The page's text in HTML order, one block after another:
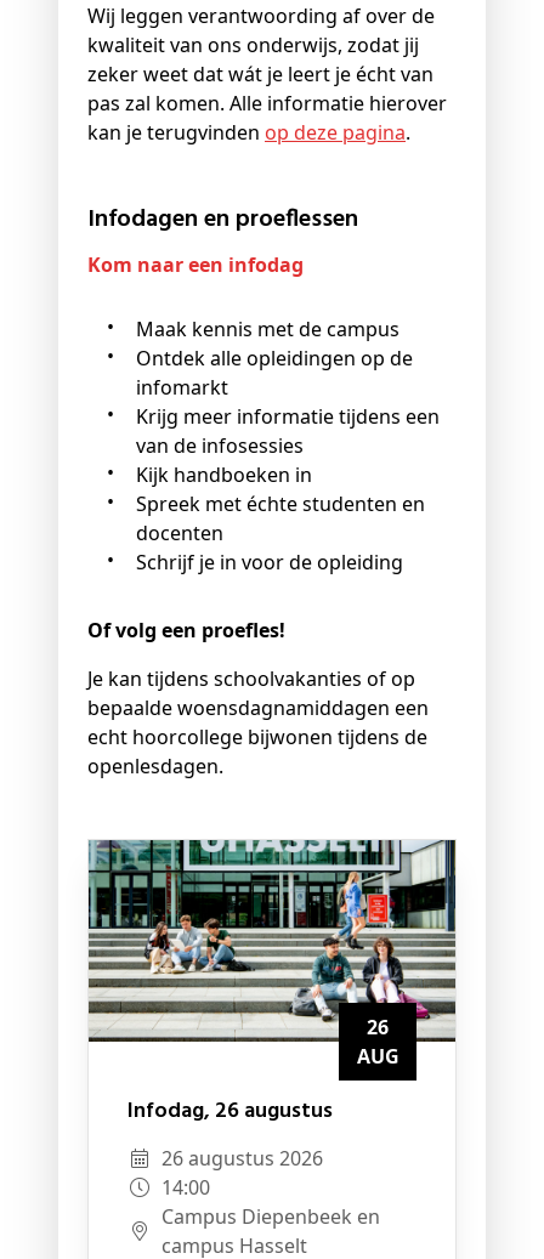
Wij leggen verantwoording af over de
kwaliteit van ons onderwijs, zodat jij
zeker weet dat wát je leert je écht van
pas zal komen. Alle informatie hierover
kan je terugvinden op deze pagina.
Infodagen en proeflessen
Kom naar een infodag
Maak kennis met de campus
Ontdek alle opleidingen op de
infomarkt
Krijg meer informatie tijdens een
van de infosessies
Kijk handboeken in
Spreek met échte studenten en
docenten
Schrijf je in voor de opleiding
Of volg een proefles!
Je kan tijdens schoolvakanties of op
bepaalde woensdagnamiddagen een
echt hoorcollege bijwonen tijdens de
openlesdagen.
26
AUG
Infodag, 26 augustus
26 augustus 2026
14:00
Campus Diepenbeek en
campus Hasselt